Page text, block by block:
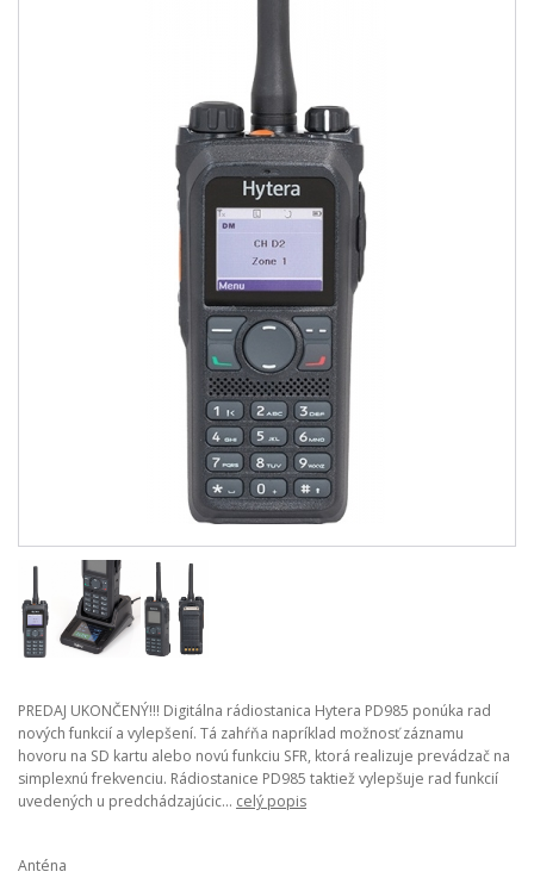
PREDAJ UKONČENÝ!!! Digitálna rádiostanica Hytera PD985 ponúka rad
nových funkcií a vylepšení. Tá zahŕňa napríklad možnosť záznamu
hovoru na SD kartu alebo novú funkciu SFR, ktorá realizuje prevádzač na
simplexnú frekvenciu. Rádiostanice PD985 taktiež vylepšuje rad funkcií
uvedených u predchádzajúcic... celý popis
Anténa